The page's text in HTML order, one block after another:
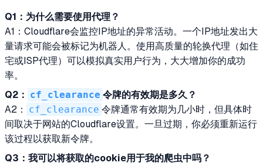
Q1：为什么需要使用代理？
A1：Cloudflare会监控IP地址的异常活动。一个IP地址发出大
量请求可能会被标记为机器人。使用高质量的轮换代理（如住
宅或ISP代理）可以模拟真实用户行为，大大增加你的成功
率。
Q2： cf_clearance 令牌的有效期是多久？
A2：
cf_clearance 令牌通常有效期为几小时，但具体时
间取决于网站的Cloudflare设置。一旦过期，你必须重新运行
该过程以获取新令牌。
Q3：我可以将获取的cookie用于我的爬虫中吗？